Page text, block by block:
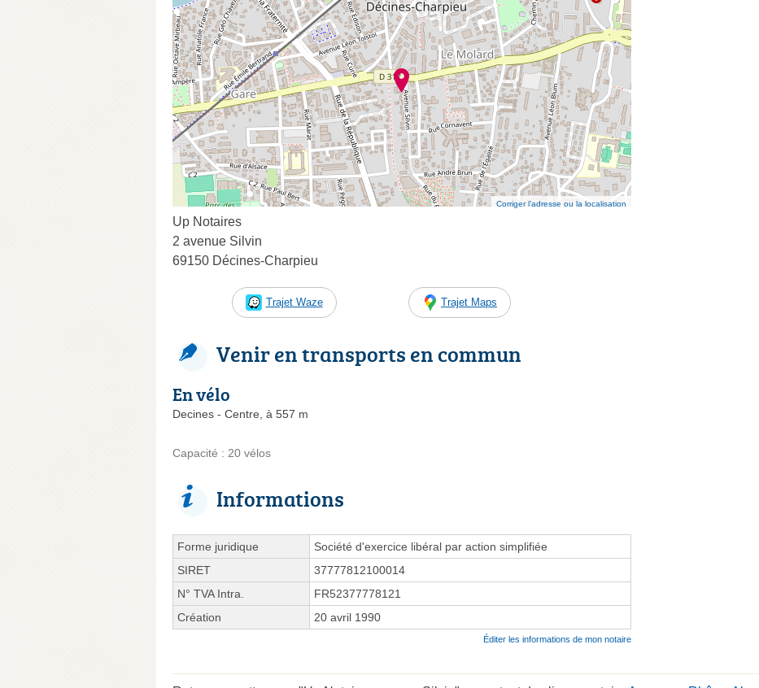
Corriger l’adresse ou la localisation
Up Notaires
2 avenue Silvin
69150 Décines-Charpieu
Trajet Waze Trajet Maps
Venir en transports en commun
En vélo
Decines - Centre, à 557 m
Capacité : 20 vélos
Informations
Forme juridique
Société d'exercice libéral par action simplifiée
SIRET
37777812100014
N° TVA Intra.
FR52377778121
Création
20 avril 1990
Éditer les informations de mon notaire